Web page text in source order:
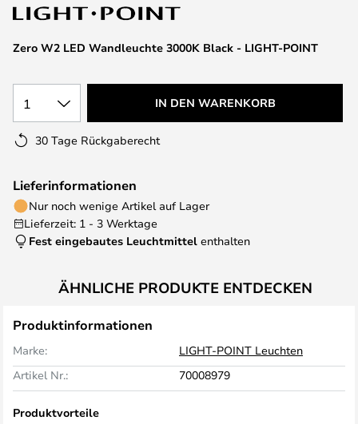
Zero W2 LED Wandleuchte 3000K Black - LIGHT-POINT
1 IN DEN WARENKORB
30 Tage Rückgaberecht
Lieferinformationen
Nur noch wenige Artikel auf Lager
Lieferzeit: 1 - 3 Werktage
Fest eingebautes Leuchtmittel enthalten
ÄHNLICHE PRODUKTE ENTDECKEN
Produktinformationen
Marke:
LIGHT-POINT Leuchten
Artikel Nr.:
70008979
Produktvorteile